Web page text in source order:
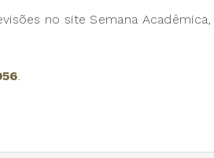
no site Semana
.